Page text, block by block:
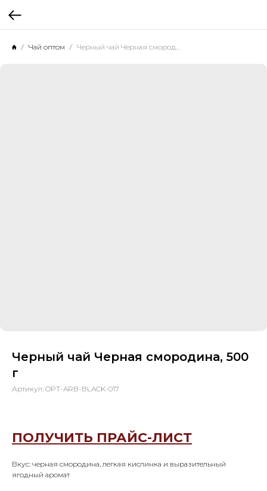
Чай оптом Черный чай Черная смородина, 500 г
Черный чай Черная смородина, 500
г
Артикул: OPT-ARB-BLACK-017
ПОЛУЧИТЬ ПРАЙС-ЛИСТ
Вкус: черная смородина, легкая кислинка и выразительный
ягодный аромат